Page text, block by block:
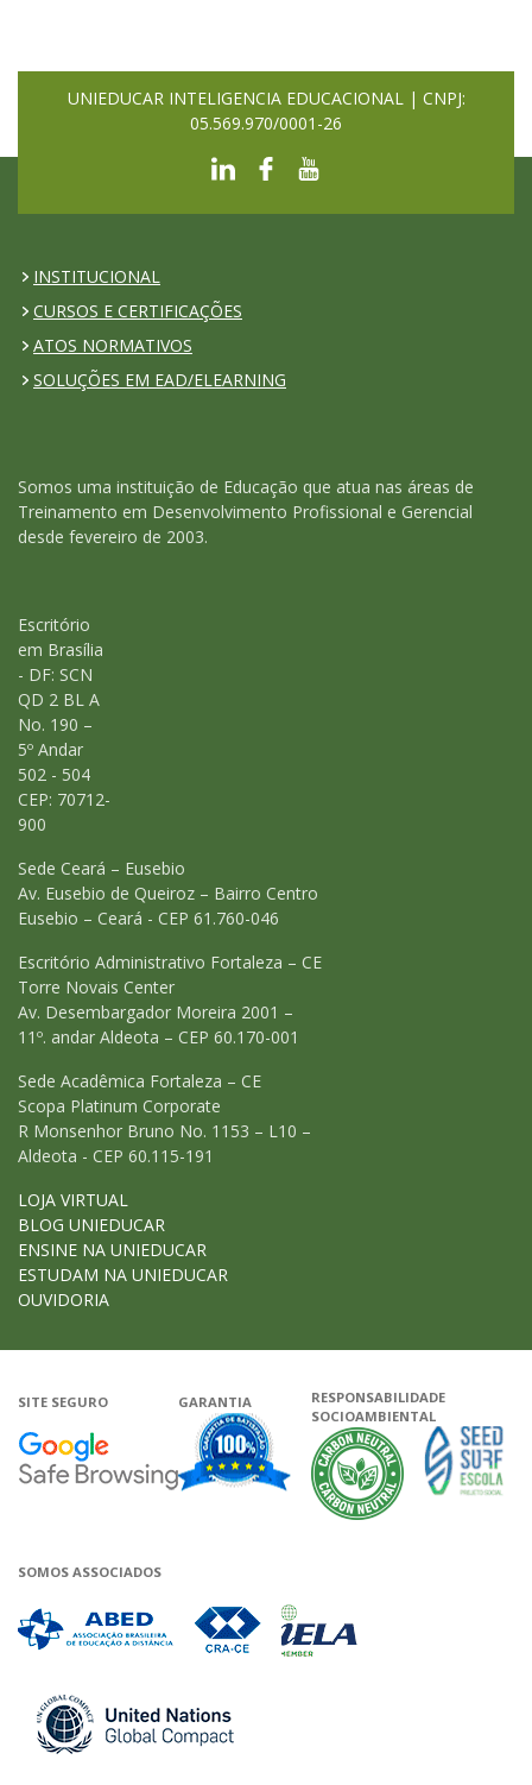
UNIEDUCAR INTELIGENCIA EDUCACIONAL | CNPJ:
05.569.970/0001-26
INSTITUCIONAL
CURSOS E CERTIFICAÇÕES
ATOS NORMATIVOS
SOLUÇÕES EM EAD/ELEARNING
Somos uma instituição de Educação que atua nas áreas de
Treinamento em Desenvolvimento Profissional e Gerencial
desde fevereiro de 2003.
Escritório
em Brasília
- DF: SCN
QD 2 BL A
No. 190 –
5º Andar
502 - 504
CEP: 70712-
900
Sede Ceará – Eusebio
Av. Eusebio de Queiroz – Bairro Centro
Eusebio – Ceará - CEP 61.760-046
Escritório Administrativo Fortaleza – CE
Torre Novais Center
Av. Desembargador Moreira 2001 –
11º. andar Aldeota – CEP 60.170-001
Sede Acadêmica Fortaleza – CE
Scopa Platinum Corporate
R Monsenhor Bruno No. 1153 – L10 –
Aldeota - CEP 60.115-191
LOJA VIRTUAL
BLOG UNIEDUCAR
ENSINE NA UNIEDUCAR
ESTUDAM NA UNIEDUCAR
OUVIDORIA
SITE SEGURO
Google - Status do site no
GARANTIA
Garantia de satisfação
RESPONSABILIDADE
SOCIOAMBIENTAL
A
SOMOS ASSOCIADOS